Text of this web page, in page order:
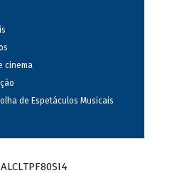
cinema
de Espetáculos Musicais